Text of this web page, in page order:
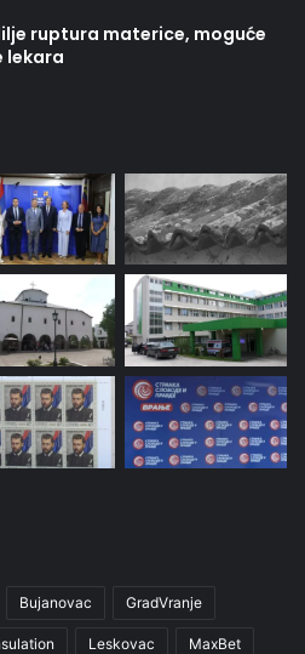
ruptura materice, moguće
lekara
Bujanovac GradVranje
Leskovac MaxBet